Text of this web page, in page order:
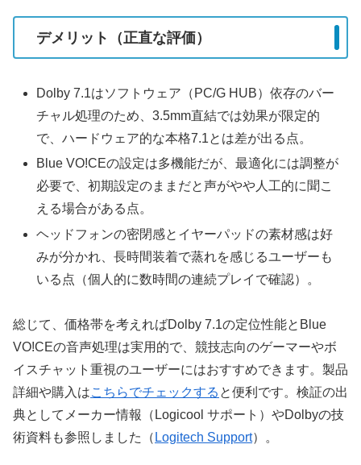
デメリット（正直な評価）
Dolby 7.1はソフトウェア（PC/G HUB）依存のバー
チャル処理のため、3.5mm直結では効果が限定的
で、ハードウェア的な本格7.1とは差が出る点。
Blue VO!CEの設定は多機能だが、最適化には調整が
必要で、初期設定のままだと声がやや人工的に聞こ
える場合がある点。
ヘッドフォンの密閉感とイヤーパッドの素材感は好
みが分かれ、長時間装着で蒸れを感じるユーザーも
いる点（個人的に数時間の連続プレイで確認）。
総じて、価格帯を考えればDolby 7.1の定位性能とBlue
VO!CEの音声処理は実用的で、競技志向のゲーマーやボ
イスチャット重視のユーザーにはおすすめできます。製品
詳細や購入はこちらでチェックする と便利です。検証の出
典としてメーカー情報（Logicool サポート）やDolbyの技
術資料も参照しました（ Logitech Support）。